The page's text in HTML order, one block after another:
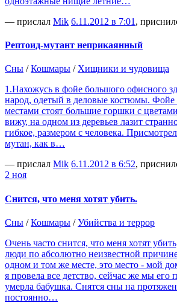
— прислал Mik 6.11.2012 в 7:01 ,
Рептоид-мутант неприкаянный
Сны /Кошмары / Хищники и чудовища
1.Нахожусь в фойе большого офисного
народ, одетый в деловые костюмы. Фойе
местами стоят большие горшки с
вижу, на одном из деревьев лазит
гибкое, размером с человека.
мутан, как в…
— прислал Mik 6.11.2012 в 6:52,
2 ноя
Снится, что меня хотят убить.
Сны /Кошмары /Убийства и террор
Очень часто снится, что меня хотят
люди по абсолютно неизвестной
одном и том же месте, это место - мой
я провела все детство, сейчас же мы его
умерла бабушка. Снятся сны на
постоянно…